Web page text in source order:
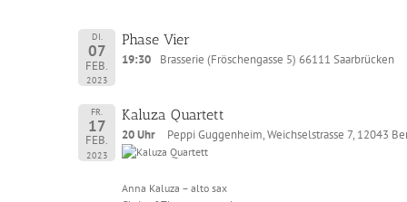
DI.
07
FEB.
2023
Phase Vier
19:30 Brasserie (Fröschengasse 5) 66111 Saarbrücken
FR.
17
FEB.
2023
Kaluza Quartett
20 Uhr Peppi Guggenheim, Weichselstrasse 7, 12043
Anna Kaluza – alto sax